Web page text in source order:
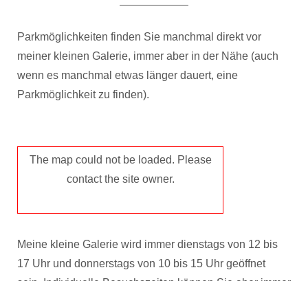
Parkmöglichkeiten finden Sie manchmal direkt vor
meiner kleinen Galerie, immer aber in der Nähe (auch
wenn es manchmal etwas länger dauert, eine
Parkmöglichkeit zu finden).
The map could not be loaded. Please
contact the site owner.
Meine kleine Galerie wird immer dienstags von 12 bis
17 Uhr und donnerstags von 10 bis 15 Uhr geöffnet